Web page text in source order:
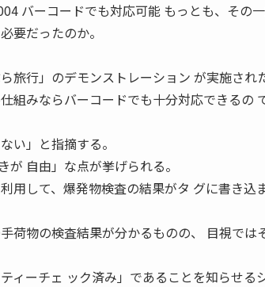
バーコードでも対応可能 もっとも、その
要だったのか。
旅行」のデモンストレーション が実施され
組みならバーコードでも十分対応できるの
い」と指摘する。
自由」な点が挙げられる。
用して、爆発物検査の結果がタ グに書き込
荷物の検査結果が分かるものの、 目視では
ィーチェ ック済み」であることを知らせる